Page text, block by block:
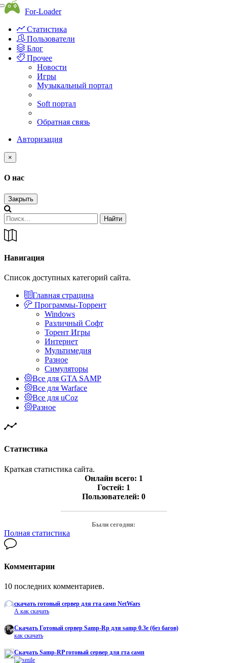
Toggle
navigation
For-Loader
Статистика
Пользователи
Блог
Прочее
Новости
Игры
Музыкальный портал
Soft портал
Обратная связь
Авторизация
×
О нас
Закрыть
Навигация
Список доступных категорий сайта.
Главная страцина
Программы-Торрент
Windows
Различный Софт
Торент Игры
Интернет
Мультимедия
Разное
Симуляторы
Все для GTA SAMP
Все для Warface
Все для uCoz
Разное
Статистика
Краткая статистика сайта.
Онлайн всего: 1
Гостей: 1
Пользователей: 0
───────────────────
Были сегодня:
Полная статистика
Комментарии
10 последних комментариев.
скачать готовый сервер для гта самп NetWars
А как скачать
Cкачать Готовый сервер Samp-Rp для samp 0.3e (без багов)
как скачать
Скачать Samp-RP готовый сервер для гта самп